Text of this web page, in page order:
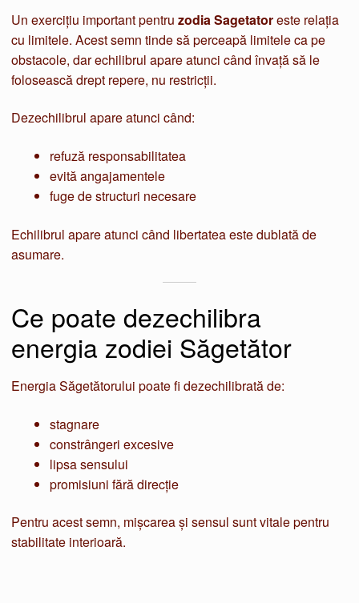
Un exercițiu important pentru zodia Sagetatoreste relația
cu limitele. Acest semn tinde să perceapă limitele ca pe
obstacole, dar echilibrul apare atunci când învață să le
folosească drept repere, nu restricții.
Dezechilibrul apare atunci când:
refuză responsabilitatea
evită angajamentele
fuge de structuri necesare
Echilibrul apare atunci când libertatea este dublată de
asumare.
Ce poate dezechilibra
energia zodiei Săgetător
Energia Săgetătorului poate fi dezechilibrată de:
stagnare
constrângeri excesive
lipsa sensului
promisiuni fără direcție
Pentru acest semn, mișcarea și sensul sunt vitale pentru
stabilitate interioară.